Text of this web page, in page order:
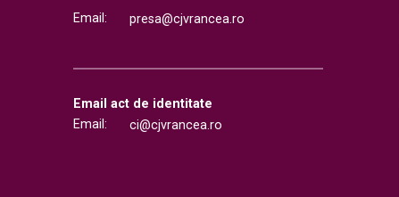
Email:
presa@cjvrancea.ro
Email act de identitate
Email:
ci@cjvrancea.ro